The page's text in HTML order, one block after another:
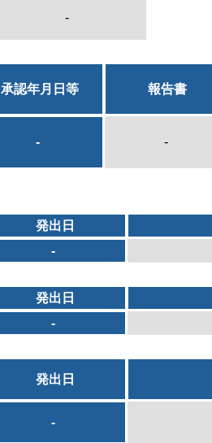
-
承認年月日等 報告書
- -
発出日
-
発出日
-
発出日
-